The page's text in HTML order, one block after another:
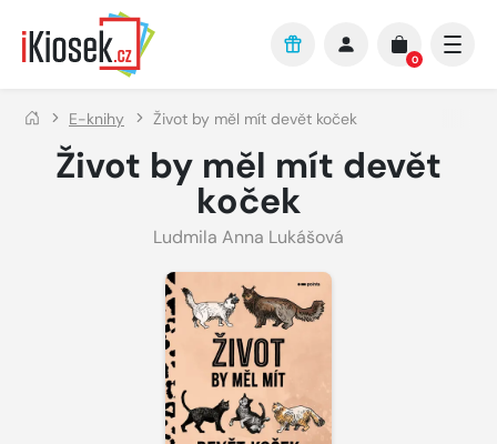
Přejít na hlavní obsah
0
E-knihy Život by měl mít devět koček
Život by měl mít devět
koček
Ludmila Anna Lukášová